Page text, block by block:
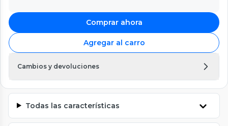
Comprar ahora
Agregar al carro
Cambios y devoluciones
Todas las características